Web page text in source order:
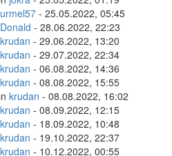
urmel57 - 25.05.2022, 05:45
Donald - 28.06.2022, 22:23
krudan - 29.06.2022, 13:20
krudan - 29.07.2022, 22:34
krudan - 06.08.2022, 14:36
krudan - 08.08.2022, 15:55
krudan - 08.08.2022, 16:02
krudan - 08.09.2022, 12:15
krudan - 18.09.2022, 10:48
krudan - 19.10.2022, 22:37
krudan - 10.12.2022, 00:55